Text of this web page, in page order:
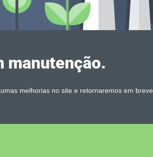
manutenção.
melhorias no site e retornaremos em breve.